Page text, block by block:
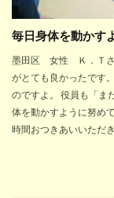
毎日身体を動かす
墨田区 女性 Ｋ．Ｔさ
がとても良かったです
のですよ。 役員も「ま
体を動かすように努め
時間おつきあいいただ